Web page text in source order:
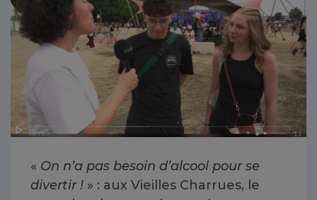
« On n’a pas besoin d’alcool pour se
divertir ! » : aux Vieilles Charrues, le